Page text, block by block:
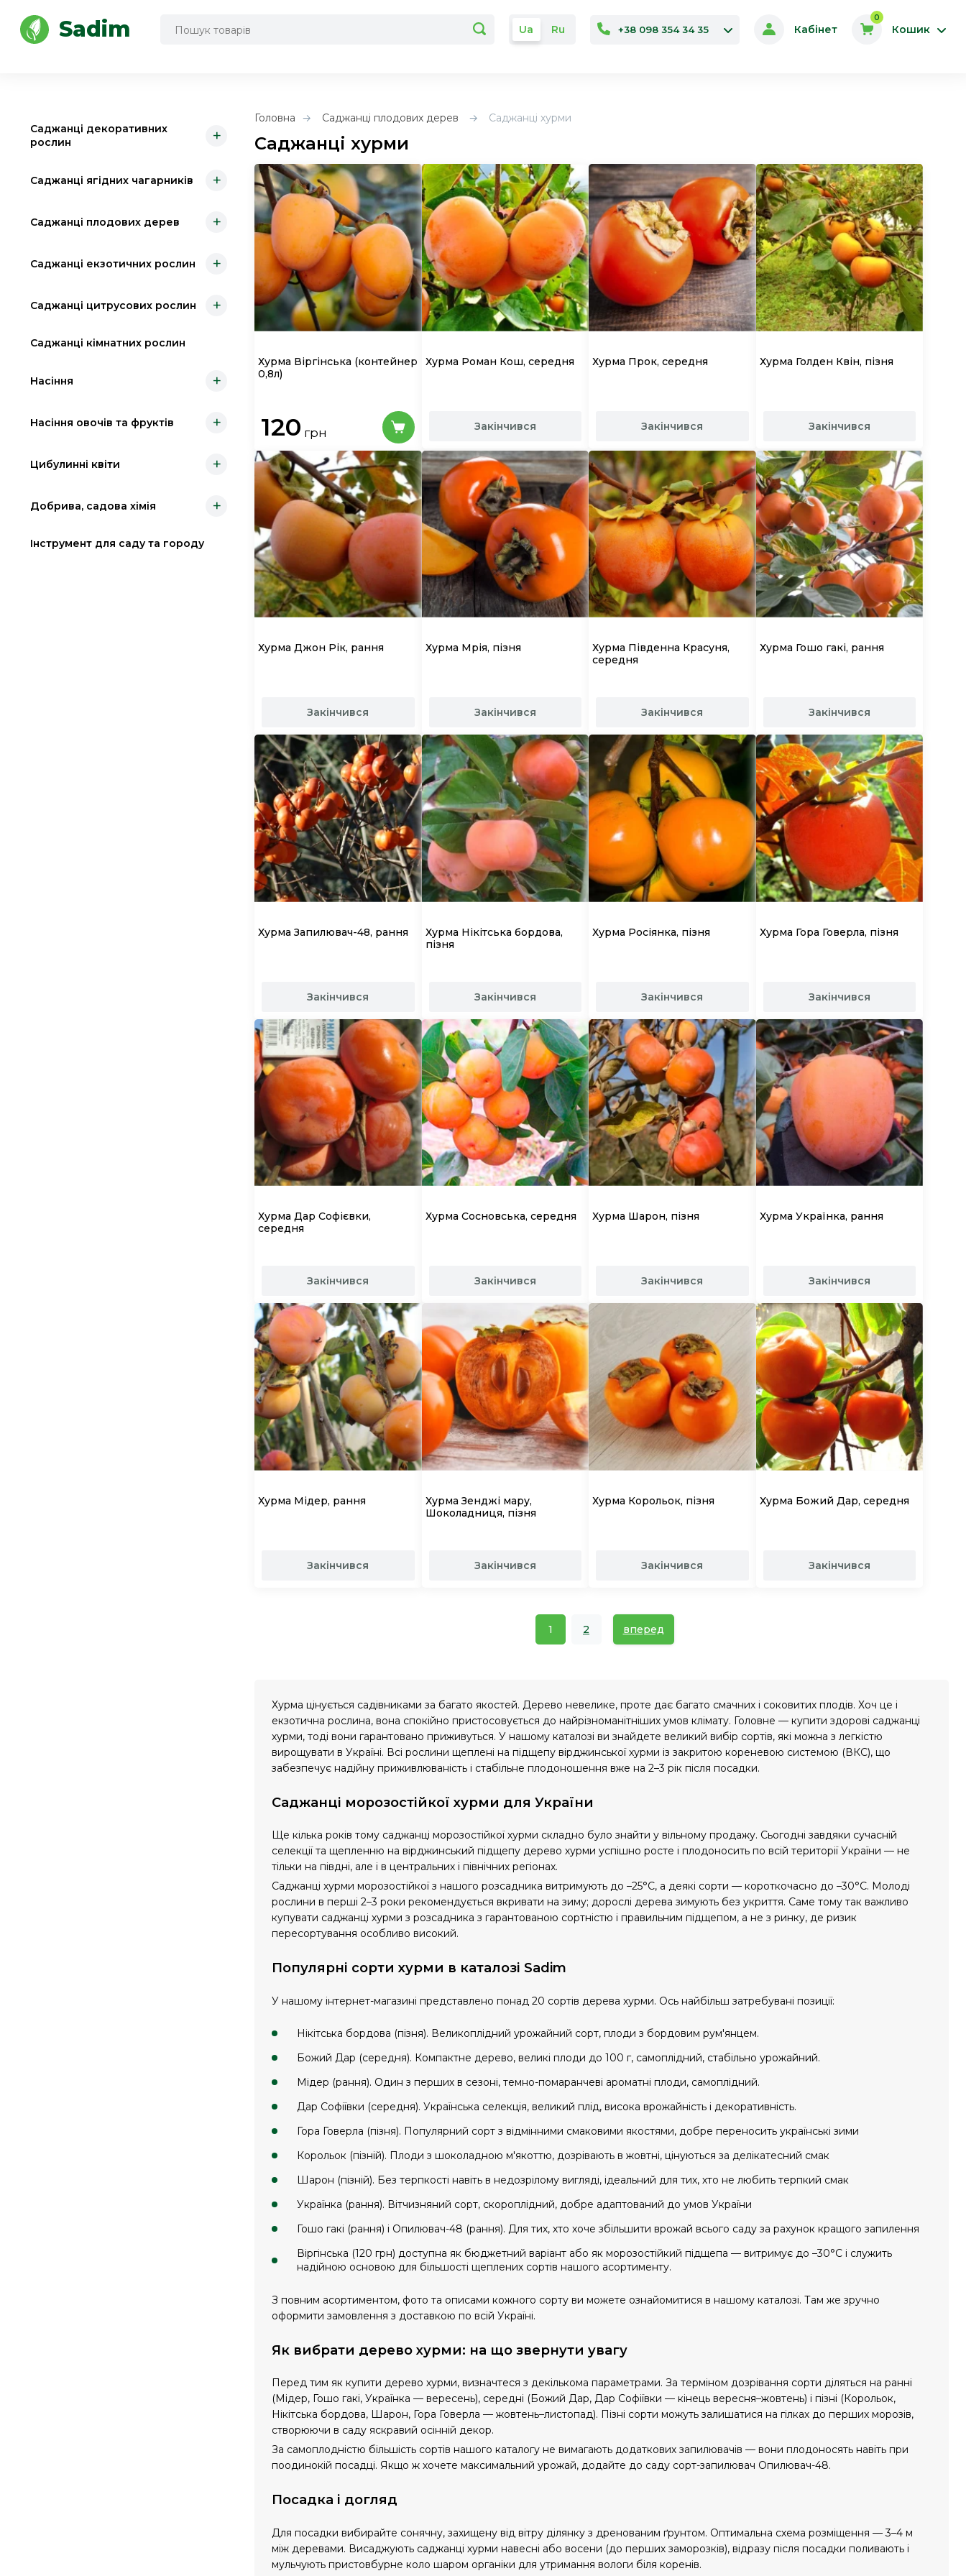
Sadim Ua Ru +38 098 354 34 35 Кабінет
0
Кошик
Саджанці декоративних
рослин
+
Саджанці ягідних чагарників +
Саджанці плодових дерев +
Саджанці екзотичних рослин +
Саджанці цитрусових рослин +
Саджанці кімнатних рослин
Насіння +
Насіння овочів та фруктів +
Цибулинні квіти +
Добрива, садова хімія +
Інструмент для саду та городу
Головна Саджанці плодових дерев Саджанці хурми
Саджанці хурми
Хурма Віргінська (контейнер
0,8л)
120 грн
Хурма Роман Кош, середня
Закінчився
Хурма Прок, середня
Закінчився
Хурма Голден Квін, пізня
Закінчився
Хурма Джон Рік, рання
Закінчився
Хурма Мрія, пізня
Закінчився
Хурма Південна Красуня,
середня
Закінчився
Хурма Гошо гакі, рання
Закінчився
Хурма Запилювач-48, рання
Закінчився
Хурма Нікітська бордова,
пізня
Закінчився
Хурма Росіянка, пізня
Закінчився
Хурма Гора Говерла, пізня
Закінчився
Хурма Дар Софієвки,
середня
Закінчився
Хурма Сосновська, середня
Закінчився
Хурма Шарон, пізня
Закінчився
Хурма Українка, рання
Закінчився
Хурма Мідер, рання
Закінчився
Хурма Зенджі мару,
Шоколадниця, пізня
Закінчився
Хурма Корольок, пізня
Закінчився
Хурма Божий Дар, середня
Закінчився
1 2 вперед
Хурма цінується садівниками за багато якостей. Дерево невелике, проте дає багато смачних і соковитих плодів. Хоч це і
екзотична рослина, вона спокійно пристосовується до найрізноманітніших умов клімату. Головне — купити здорові саджанці
хурми, тоді вони гарантовано приживуться. У нашому каталозі ви знайдете великий вибір сортів, які можна з легкістю
вирощувати в Україні. Всі рослини щеплені на підщепу вірджинської хурми із закритою кореневою системою (ВКС), що
забезпечує надійну приживлюваність і стабільне плодоношення вже на 2–3 рік після посадки.
Саджанці морозостійкої хурми для України
Ще кілька років тому саджанці морозостійкої хурми складно було знайти у вільному продажу. Сьогодні завдяки сучасній
селекції та щепленню на вірджинський підщепу дерево хурми успішно росте і плодоносить по всій території України — не
тільки на півдні, але і в центральних і північних регіонах.
Саджанці хурми морозостійкої з нашого розсадника витримують до –25°С, а деякі сорти — короткочасно до –30°С. Молоді
рослини в перші 2–3 роки рекомендується вкривати на зиму; дорослі дерева зимують без укриття. Саме тому так важливо
купувати саджанці хурми з розсадника з гарантованою сортністю і правильним підщепом, а не з ринку, де ризик
пересортування особливо високий.
Популярні сорти хурми в каталозі Sadim
У нашому інтернет-магазині представлено понад 20 сортів дерева хурми. Ось найбільш затребувані позиції:
Нікітська бордова (пізня). Великоплідний урожайний сорт, плоди з бордовим рум'янцем.
Божий Дар (середня). Компактне дерево, великі плоди до 100 г, самоплідний, стабільно урожайний.
Мідер (рання). Один з перших в сезоні, темно-помаранчеві ароматні плоди, самоплідний.
Дар Софіївки (середня). Українська селекція, великий плід, висока врожайність і декоративність.
Гора Говерла (пізня). Популярний сорт з відмінними смаковими якостями, добре переносить українські зими
Корольок (пізній). Плоди з шоколадною м'якоттю, дозрівають в жовтні, цінуються за делікатесний смак
Шарон (пізній). Без терпкості навіть в недозрілому вигляді, ідеальний для тих, хто не любить терпкий смак
Українка (рання). Вітчизняний сорт, скороплідний, добре адаптований до умов України
Гошо гакі (рання) і Опилювач-48 (рання). Для тих, хто хоче збільшити врожай всього саду за рахунок кращого запилення
Віргінська (120 грн) доступна як бюджетний варіант або як морозостійкий підщепа — витримує до –30°С і служить
надійною основою для більшості щеплених сортів нашого асортименту.
З повним асортиментом, фото та описами кожного сорту ви можете ознайомитися в нашому каталозі. Там же зручно
оформити замовлення з доставкою по всій Україні.
Як вибрати дерево хурми: на що звернути увагу
Перед тим як купити дерево хурми, визначтеся з декількома параметрами. За терміном дозрівання сорти діляться на ранні
(Мідер, Гошо гакі, Українка — вересень), середні (Божий Дар, Дар Софіївки — кінець вересня–жовтень) і пізні (Корольок,
Нікітська бордова, Шарон, Гора Говерла — жовтень–листопад). Пізні сорти можуть залишатися на гілках до перших морозів,
створюючи в саду яскравий осінній декор.
За самоплодністю більшість сортів нашого каталогу не вимагають додаткових запилювачів — вони плодоносять навіть при
поодинокій посадці. Якщо ж хочете максимальний урожай, додайте до саду сорт-запилювач Опилювач-48.
Посадка і догляд
Для посадки вибирайте сонячну, захищену від вітру ділянку з дренованим ґрунтом. Оптимальна схема розміщення — 3–4 м
між деревами. Висаджують саджанці хурми навесні або восени (до перших заморозків), відразу після посадки поливають і
мульчують пристовбурне коло шаром органіки для утримання вологи біля коренів.